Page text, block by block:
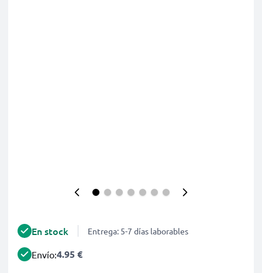
En stock Entrega: 5-7 días laborables
Envío:4.95 €